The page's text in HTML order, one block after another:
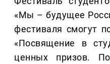
«Мы – будущее
фестиваля смогут
«Посвящение в
ценных призов.